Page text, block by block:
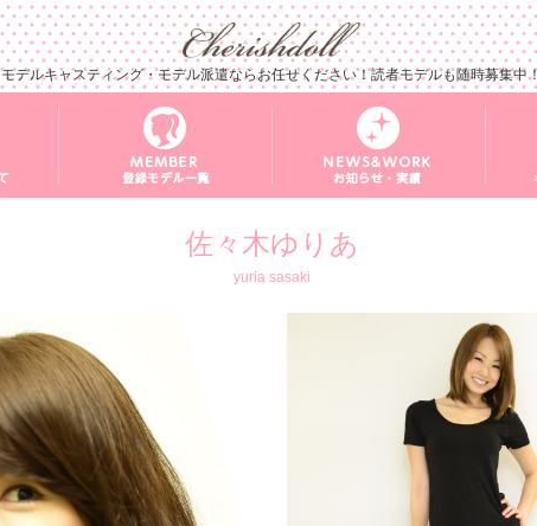
モデルキャスティング・モデル派遣ならお任せください！読者モデルも随時募集中
佐々木ゆりあ
yuria sasaki